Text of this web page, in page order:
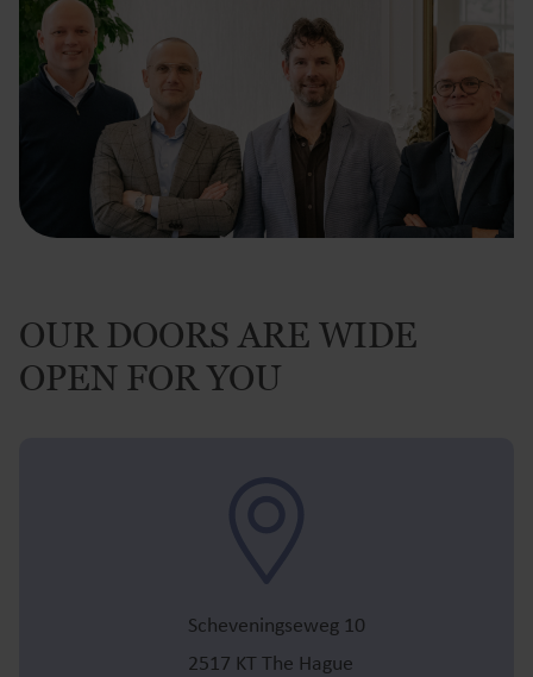
OUR DOORS ARE WIDE
OPEN FOR YOU
Scheveningseweg 10
2517 KT The Hague